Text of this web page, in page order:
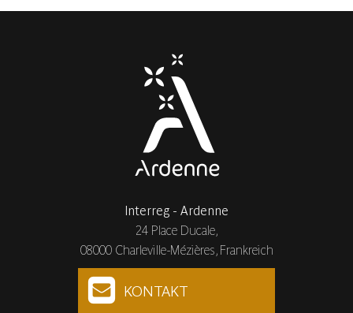
Interreg - Ardenne
24 Place Ducale,
08000 Charleville-Mézières, Frankreich
KONTAKT